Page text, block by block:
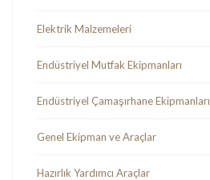
Elektrik Malzemeleri
Endüstriyel Mutfak Ekipmanları
Endüstriyel Çamaşırhane Ekipmanları
Genel Ekipman ve Araçlar
Hazırlık Yardımcı Araçlar